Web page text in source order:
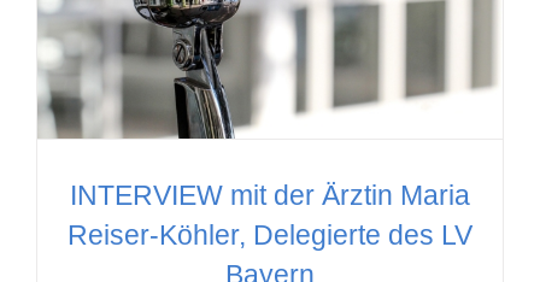
INTERVIEW mit der Ärztin Maria
Reiser-Köhler, Delegierte des LV
Bayern